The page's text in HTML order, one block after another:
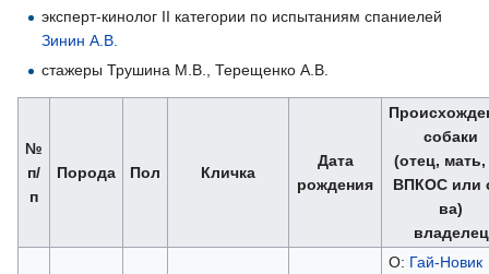
эксперт-кинолог II категории по испытаниям спаниелей
Зинин А.В.
стажеры Трушина М.В., Терещенко А.В.
№
п/
п
Порода Пол Кличка
Дата
рождения
собаки
(отец,
ВПКОС или
ва)
владелец
О: Гай-Новик